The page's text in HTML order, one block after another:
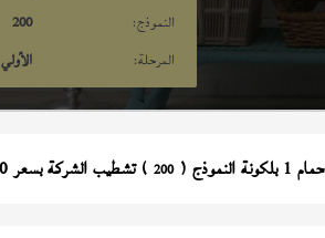
النموذج:
200
المرحلة:
الأولي
200 ) تشطيب الشركة بسعر 14,000 جنيه و .